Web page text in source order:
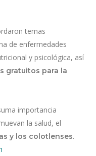
temas
de enfermedades
y psicológica, así
gratuitos para la
importancia
la salud, el
y los colotlenses.